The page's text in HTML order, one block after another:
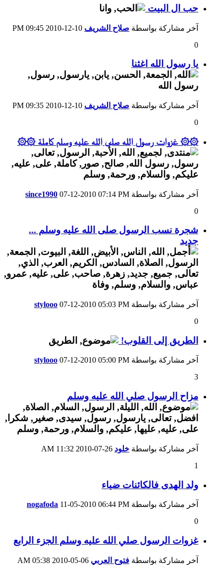
حب ال البيت
آخر مشاركة بواسطة صلاح الشريف
09:45 PM
0
يا رسول الله اغثنا
آخر مشاركة بواسطة صلاح الشريف
09:35 PM
0
۞۞ غزوات رسول الله صلى الله عليه وسلم كاملة ۞۞
آخر مشاركة بواسطة since1990 07-12-2010 07:14 PM
0
شجرة نسب الرسول صلى الله عليه وسلم ...
جديد
آخر مشاركة بواسطة stylooo 07-12-2010 05:03 PM
0
الطريق إلى القلوب!
آخر مشاركة بواسطة stylooo 07-12-2010 05:00 PM
3
مزاح الرسول صلي الله عليه وسلم
آخر مشاركة بواسطة خلود
11:32 AM
1
ولد الهدى فالكائنات ضياء
آخر مشاركة بواسطة nogafoda 11-05-2010 06:44 PM
0
غزوات الرسول صلي الله عليه وسلم الجزء الرابع
آخر مشاركة بواسطة فتوح العربي
05:38 AM